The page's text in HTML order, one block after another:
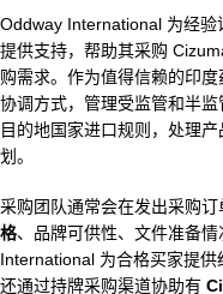
Oddway International 为经验
提供支持，帮助其采购
购需求。作为值得信赖的印
协调方式，管理受监管和半
目的地国家进口规则，处理
划。
采购团队通常会在发出采购订
格、品牌可供性、文件准备
International 为合格买家提
还通过持牌采购渠道协助有